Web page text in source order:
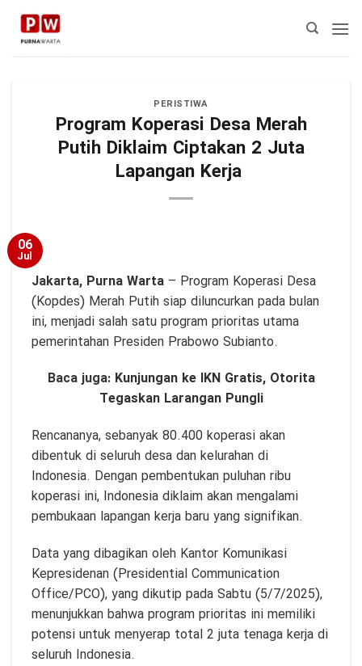
Skip
content
PERISTIWA
Program Koperasi Desa Merah
Putih Diklaim Ciptakan 2 Juta
Lapangan Kerja
06
Jul
Jakarta, Purna Warta – Program Koperasi Desa
(Kopdes) Merah Putih siap diluncurkan pada bulan
ini, menjadi salah satu program prioritas utama
pemerintahan Presiden Prabowo Subianto.
Baca juga: Kunjungan ke IKN Gratis, Otorita
Tegaskan Larangan Pungli
Rencananya, sebanyak 80.400 koperasi akan
dibentuk di seluruh desa dan kelurahan di
Indonesia. Dengan pembentukan puluhan ribu
koperasi ini, Indonesia diklaim akan mengalami
pembukaan lapangan kerja baru yang signifikan.
Data yang dibagikan oleh Kantor Komunikasi
Kepresidenan (Presidential Communication
Office/PCO), yang dikutip pada Sabtu (5/7/2025),
menunjukkan bahwa program prioritas ini memiliki
potensi untuk menyerap total 2 juta tenaga kerja di
seluruh Indonesia.